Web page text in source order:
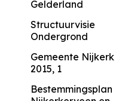
Gelderland
Structuurvisie
Ondergrond
Gemeente Nijkerk
2015, 1
Bestemmingsplan